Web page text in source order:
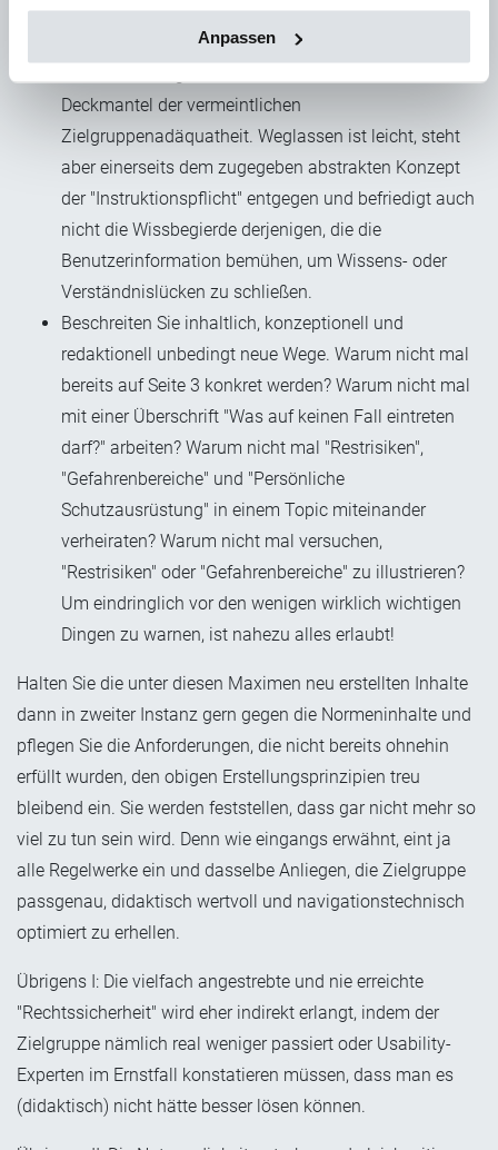
Anpassen
sauber und nachvollziehbar zu dokumentieren.
Zeigen Sie Wechselbeziehungen und Abhängigkeiten
Deckmantel der vermeintlichen
Zielgruppenadäquatheit. Weglassen ist leicht, steht
aber einerseits dem zugegeben abstrakten Konzept
der "Instruktionspflicht" entgegen und befriedigt auch
nicht die Wissbegierde derjenigen, die die
Benutzerinformation bemühen, um Wissens- oder
Verständnislücken zu schließen.
Beschreiten Sie inhaltlich, konzeptionell und
redaktionell unbedingt neue Wege. Warum nicht mal
bereits auf Seite 3 konkret werden? Warum nicht mal
mit einer Überschrift "Was auf keinen Fall eintreten
darf?" arbeiten? Warum nicht mal "Restrisiken",
"Gefahrenbereiche" und "Persönliche
Schutzausrüstung" in einem Topic miteinander
verheiraten? Warum nicht mal versuchen,
"Restrisiken" oder "Gefahrenbereiche" zu illustrieren?
Um eindringlich vor den wenigen wirklich wichtigen
Dingen zu warnen, ist nahezu alles erlaubt!
Halten Sie die unter diesen Maximen neu erstellten Inhalte
dann in zweiter Instanz gern gegen die Normeninhalte und
pflegen Sie die Anforderungen, die nicht bereits ohnehin
erfüllt wurden, den obigen Erstellungsprinzipien treu
bleibend ein. Sie werden feststellen, dass gar nicht mehr so
viel zu tun sein wird. Denn wie eingangs erwähnt, eint ja
alle Regelwerke ein und dasselbe Anliegen, die Zielgruppe
passgenau, didaktisch wertvoll und navigationstechnisch
optimiert zu erhellen.
Übrigens I: Die vielfach angestrebte und nie erreichte
"Rechtssicherheit" wird eher indirekt erlangt, indem der
Zielgruppe nämlich real weniger passiert oder Usability-
Experten im Ernstfall konstatieren müssen, dass man es
(didaktisch) nicht hätte besser lösen können.